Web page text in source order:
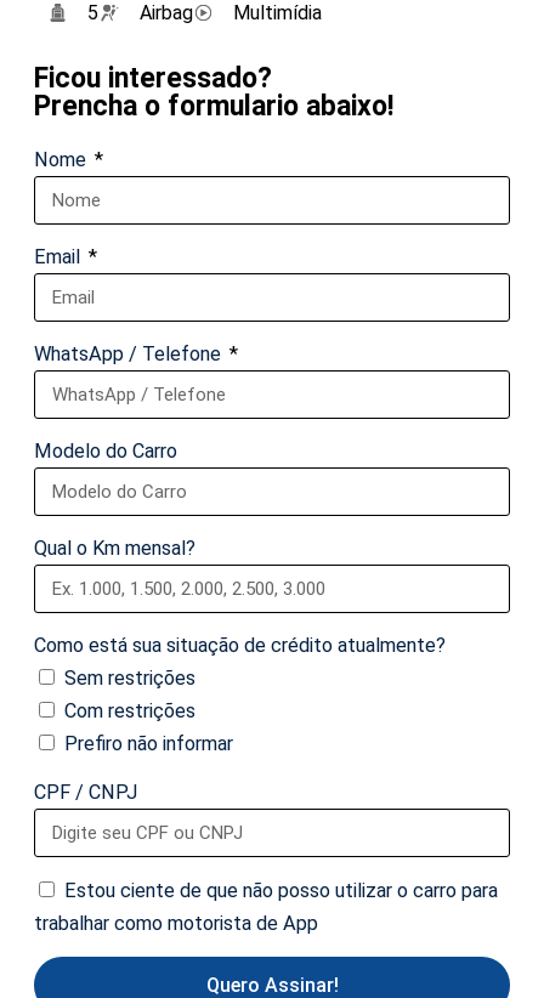
5
Airbag Multimídia
Ficou interessado?
Prencha o formulario abaixo!
Nome
Email
WhatsApp / Telefone
Modelo do Carro
Qual o Km mensal?
Como está sua situação de crédito atualmente?
Sem restrições
Com restrições
Prefiro não informar
CPF / CNPJ
Estou ciente de que não posso utilizar o carro para
trabalhar como motorista de App
Quero Assinar!